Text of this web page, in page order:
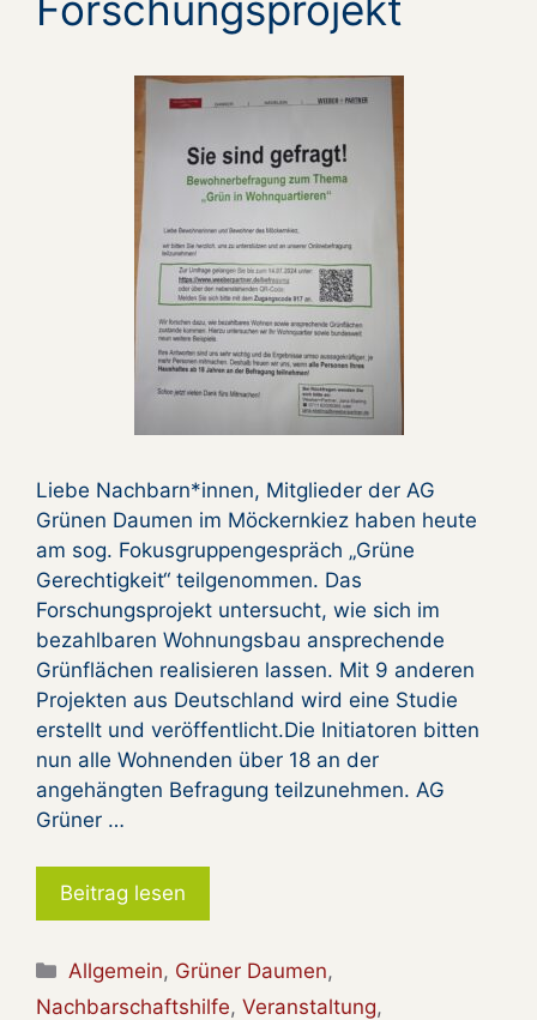
Liebe Nachbarn*innen, Mitglieder der AG
Grünen Daumen im Möckernkiez haben heute
am sog. Fokusgruppengespräch „Grüne
Gerechtigkeit“ teilgenommen. Das
Forschungsprojekt untersucht, wie sich im
bezahlbaren Wohnungsbau ansprechende
Grünflächen realisieren lassen. Mit 9 anderen
Projekten aus Deutschland wird eine Studie
erstellt und veröffentlicht.Die Initiatoren bitten
nun alle Wohnenden über 18 an der
angehängten Befragung teilzunehmen. AG
Grüner …
Beitrag lesen
Kategorien
Allgemein, Grüner Daumen,
Nachbarschaftshilfe, Veranstaltung,